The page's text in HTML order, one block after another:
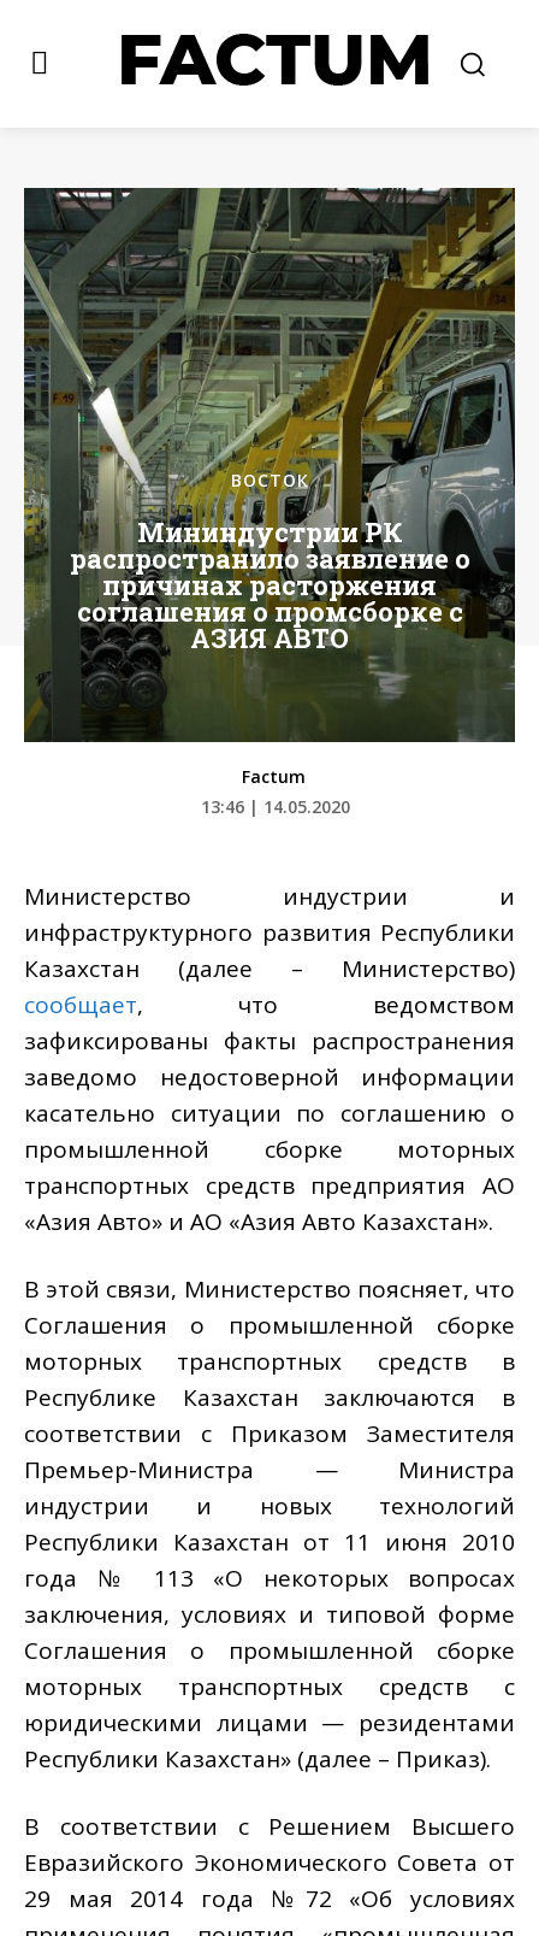
ВОСТОК
Мининдустрии РК
распространило заявление о
причинах расторжения
соглашения о промсборке с
АЗИЯ АВТО
Factum
13:46 | 14.05.2020
Министерство индустрии и
инфраструктурного развития Республики
Казахстан (далее – Министерство)
сообщает, что ведомством
зафиксированы факты распространения
заведомо недостоверной информации
касательно ситуации по соглашению о
промышленной сборке моторных
транспортных средств предприятия АО
«Азия Авто» и АО «Азия Авто Казахстан».
В этой связи, Министерство поясняет, что
Соглашения о промышленной сборке
моторных транспортных средств в
Республике Казахстан заключаются в
соответствии с Приказом Заместителя
Премьер-Министра — Министра
индустрии и новых технологий
Республики Казахстан от 11 июня 2010
года № 113 «О некоторых вопросах
заключения, условиях и типовой форме
Соглашения о промышленной сборке
моторных транспортных средств с
юридическими лицами — резидентами
Республики Казахстан» (далее – Приказ).
В соответствии с Решением Высшего
Евразийского Экономического Совета от
29 мая 2014 года №72 «Об условиях